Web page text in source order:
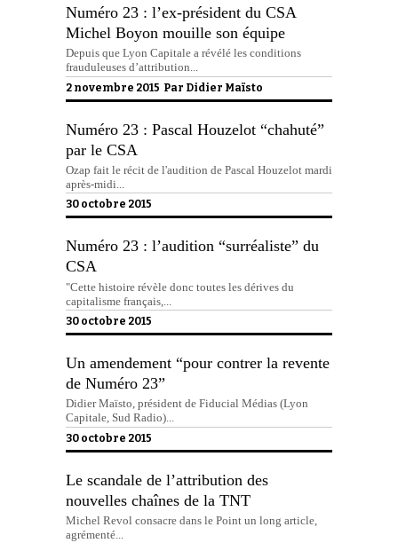
Numéro 23 : l’ex-président du CSA
Michel Boyon mouille son équipe
Depuis que Lyon Capitale a révélé les conditions
frauduleuses d’attribution...
2 novembre 2015 Par Didier Maïsto
Numéro 23 : Pascal Houzelot “chahuté”
par le CSA
Ozap fait le récit de l'audition de Pascal Houzelot mardi
après-midi...
30 octobre 2015
Numéro 23 : l’audition “surréaliste” du
CSA
"Cette histoire révèle donc toutes les dérives du
capitalisme français,...
30 octobre 2015
Un amendement “pour contrer la revente
de Numéro 23”
Didier Maïsto, président de Fiducial Médias (Lyon
Capitale, Sud Radio)...
30 octobre 2015
Le scandale de l’attribution des
nouvelles chaînes de la TNT
Michel Revol consacre dans le Point un long article,
agrémenté...